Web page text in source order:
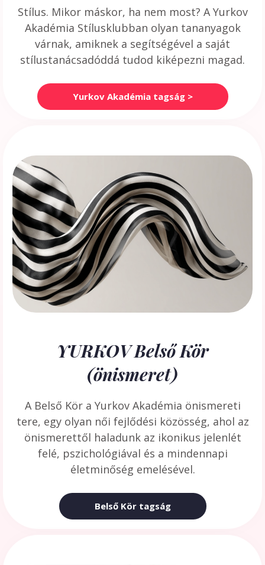
Stílus. Mikor máskor, ha nem most? A Yurkov
Akadémia Stílusklubban olyan tananyagok
várnak, amiknek a segítségével a saját
stílustanácsadóddá tudod kiképezni magad.
Yurkov Akadémia tagság >
YURKOV Belső Kör
(önismeret)
A Belső Kör a Yurkov Akadémia önismereti
tere, egy olyan női fejlődési közösség, ahol az
önismerettől haladunk az ikonikus jelenlét
felé, pszichológiával és a mindennapi
életminőség emelésével.
Belső Kör tagság